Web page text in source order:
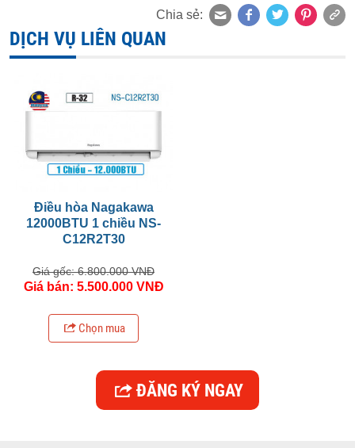
Chia sẻ:
DỊCH VỤ LIÊN QUAN
Điều hòa Nagakawa
12000BTU 1 chiều NS-
C12R2T30
Giá gốc: 6.800.000 VNĐ
Giá bán: 5.500.000 VNĐ
Chọn mua
ĐĂNG KÝ NGAY